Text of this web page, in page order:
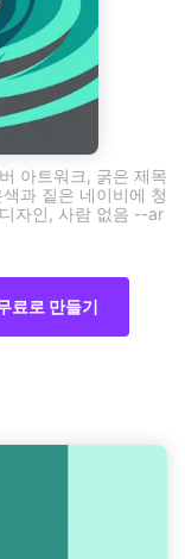
아트워크, 굵은 제목
과 짙은 네이비에 청
자인, 사람 없음 --ar
료로 만들기